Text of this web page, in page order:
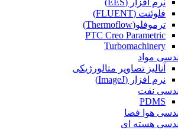
فلوئنت (FLUENT)
ترموفلو(Thermoflow)
PTC Creo Parametric
Turbomachinery
مواد
آنالیز تصاویر متالورژیکی
نرم افزار (ImageJ)
نفت
PDMS
هوا فضا
هسته ای